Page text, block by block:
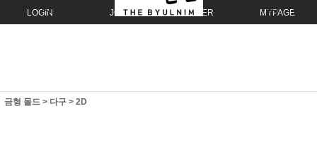
LOGIN JOIN ORDER MYPAGE
금형 몰드 > 다구 > 2D